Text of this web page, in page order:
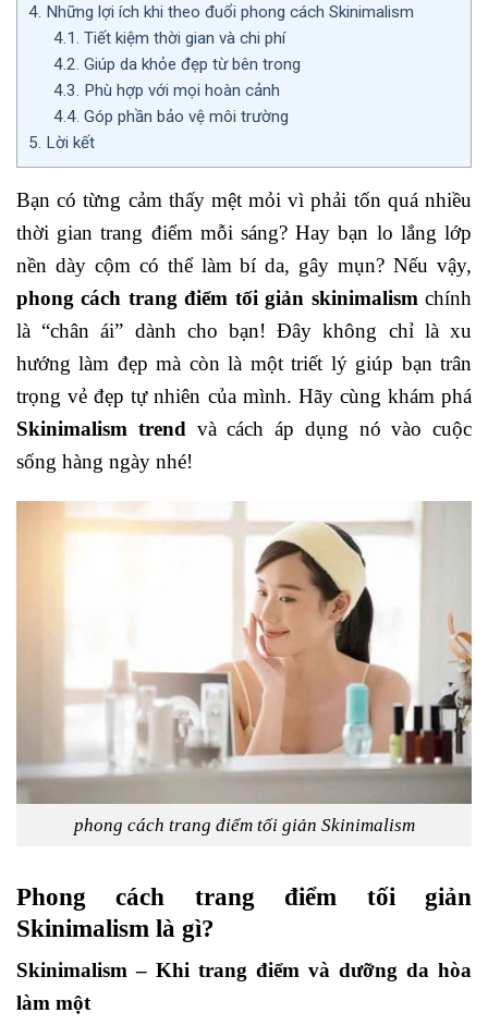
4. Những lợi ích khi theo đuổi phong cách Skinimalism
4.1. Tiết kiệm thời gian và chi phí
4.2. Giúp da khỏe đẹp từ bên trong
4.3. Phù hợp với mọi hoàn cảnh
4.4. Góp phần bảo vệ môi trường
5. Lời kết
Bạn có từng cảm thấy mệt mỏi vì phải tốn quá nhiều
thời gian trang điểm mỗi sáng? Hay bạn lo lắng lớp
nền dày cộm có thể làm bí da, gây mụn? Nếu vậy,
phong cách trang điểm tối giản skinimalism chính
là “chân ái” dành cho bạn! Đây không chỉ là xu
hướng làm đẹp mà còn là một triết lý giúp bạn trân
trọng vẻ đẹp tự nhiên của mình. Hãy cùng khám phá
Skinimalism trend và cách áp dụng nó vào cuộc
sống hàng ngày nhé!
phong cách trang điểm tối giản Skinimalism
Phong cách trang điểm tối giản
Skinimalism là gì?
Skinimalism – Khi trang điểm và dưỡng da hòa
làm một